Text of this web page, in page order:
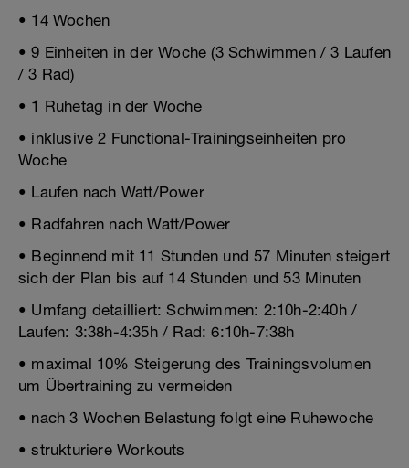
• 14 Wochen
• 9 Einheiten in der Woche (3 Schwimmen / 3 Laufen
/ 3 Rad)
• 1 Ruhetag in der Woche
• inklusive 2 Functional-Trainingseinheiten pro
Woche
• Laufen nach Watt/Power
• Radfahren nach Watt/Power
• Beginnend mit 11 Stunden und 57 Minuten steigert
sich der Plan bis auf 14 Stunden und 53 Minuten
• Umfang detailliert: Schwimmen: 2:10h-2:40h /
Laufen: 3:38h-4:35h / Rad: 6:10h-7:38h
• maximal 10% Steigerung des Trainingsvolumen
um Übertraining zu vermeiden
• nach 3 Wochen Belastung folgt eine Ruhewoche
• strukturiere Workouts